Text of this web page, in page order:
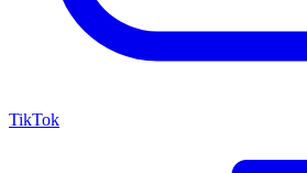
TikTok